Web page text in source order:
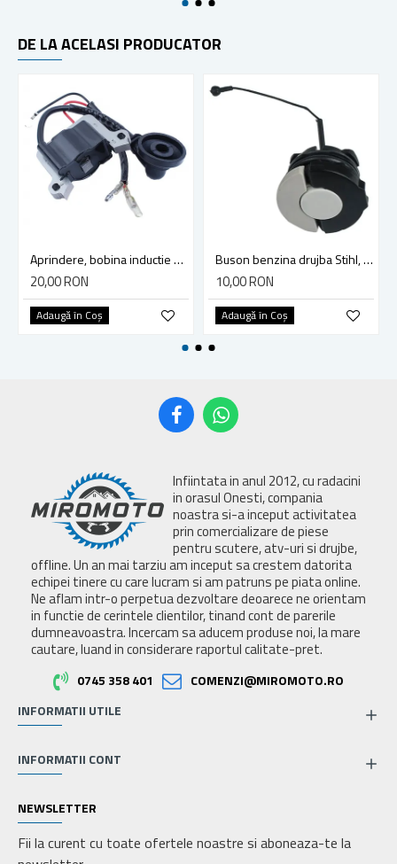
DE LA ACELASI PRODUCATOR
Aprindere, bobina inductie motocoasa chinezeasca TL43 TL 52, Ruris Dac 210, Dac 310
20,00 RON
Adaugă în Coş
Buson benzina drujba Stihl, model cu clapeta
10,00 RON
Adaugă în Coş
Infiintata in anul 2012, cu radacini
in orasul Onesti, compania
noastra si-a inceput activitatea
prin comercializare de piese
pentru scutere, atv-uri si drujbe,
offline. Un an mai tarziu am inceput sa crestem datorita
echipei tinere cu care lucram si am patruns pe piata online.
Ne aflam intr-o perpetua dezvoltare deoarece ne orientam
in functie de cerintele clientilor, tinand cont de parerile
dumneavoastra. Incercam sa aducem produse noi, la mare
cautare, luand in considerare raportul calitate-pret.
0745 358 401
COMENZI@MIROMOTO.RO
INFORMATII UTILE
INFORMATII CONT
NEWSLETTER
Fii la curent cu toate ofertele noastre si aboneaza-te la